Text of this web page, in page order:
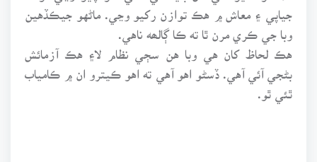
جياپي ۽ معاش ۾ هڪ توازن رکيو وڃي. ماڻهو جيڪڏهين
وبا جي ڪري مرن ٿا ته ڪا ڳالھه ناهي.
هڪ لحاظ کان هي وبا هن سڄي نظام لا۽ هڪ آزمائش
بڻجي آئي آهي. ڏسڻو اهو آهي ته اهو ڪيترو ان ۾ ڪامياب
ٿئي ٿو.